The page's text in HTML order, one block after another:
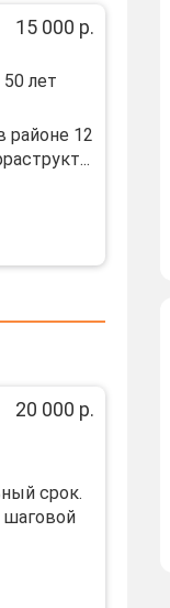
15 000 р.
лет
рaйоне 12
20 000 р.
срок.
шаговой